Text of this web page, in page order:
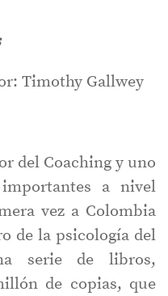
Timothy Gallwey
del Coaching y uno
a nivel
vez a Colombia
de la psicología del
serie de libros,
de copias, que